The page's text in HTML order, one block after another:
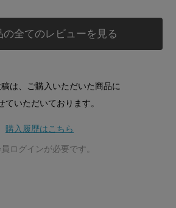
の全てのレビューを見る
は、ご購入いただいた商品に
ていただいております。
購入履歴はこちら
ログインが必要です。